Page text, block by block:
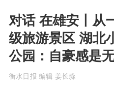
对话 在雄安丨从
级旅游景区 湖北
公园：自豪感是
衡水日报 编辑 姜长淼